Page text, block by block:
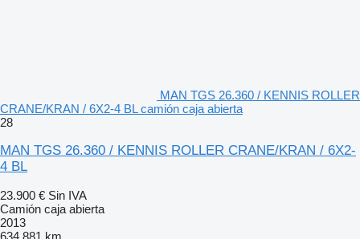
MAN TGS 26.360 / KENNIS ROLLER
CRANE/KRAN / 6X2-4 BL camión caja abierta
28
MAN TGS 26.360 / KENNIS ROLLER CRANE/KRAN / 6X2-
4 BL
23.900 € Sin IVA
Camión caja abierta
2013